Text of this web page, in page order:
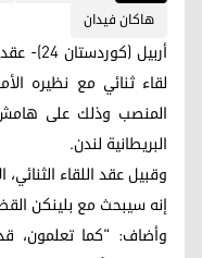
هاكان فيدان
أربيل
لقاء ثنائي مع نظيره
المنصب وذلك على هامش
البريطانية لندن.
وقبيل عقد اللقاء
إنه سيبحث مع بلينكن
وأضاف: "كما تعلمون،